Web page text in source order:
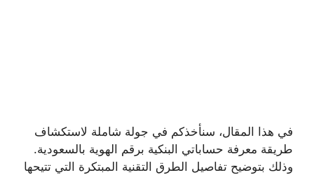
في هذا المقال، سنأخذكم في جولة شاملة لاستكشاف
طريقة معرفة حساباتي البنكية برقم الهوية بالسعودية.
وذلك بتوضيح تفاصيل الطرق التقنية المبتكرة التي تتيحها